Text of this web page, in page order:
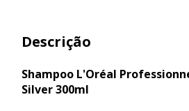
Descrição
Shampoo L'Oréal
Silver 300ml